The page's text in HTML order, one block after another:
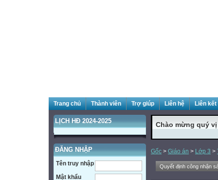
Trang chủ Thành viên Trợ giúp Liên hệ Liên
LỊCH HĐ 2024-2025
ĐĂNG NHẬP
Tên truy nhập
Mật khẩu
Chào mừng quý
Gốc > Giáo án > Lớp 3 >
Quyết định công nhận